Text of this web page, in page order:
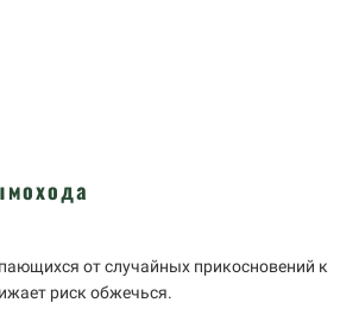
от случайных прикосновений к
риск обжечься.